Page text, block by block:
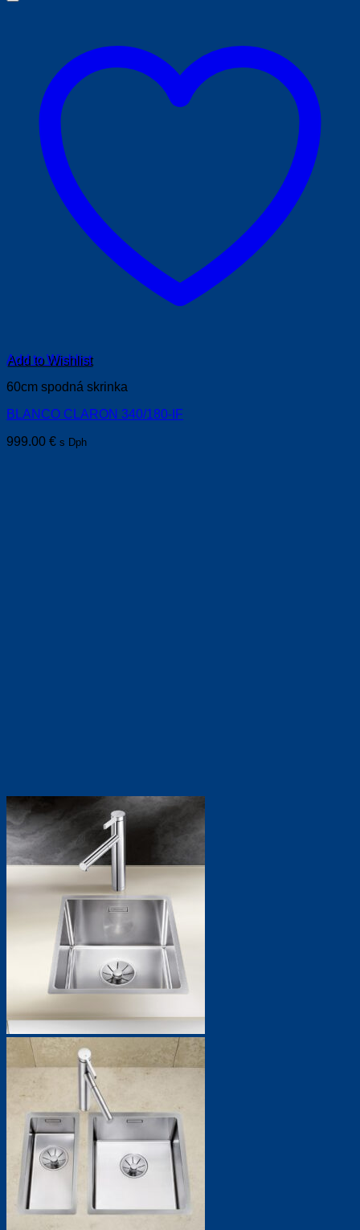
Add to Wishlist
60cm spodná skrinka
BLANCO CLARON 340/180-IF
999.00 € s Dph